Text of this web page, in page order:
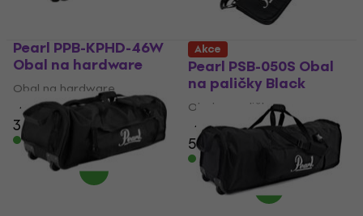
Pearl PPB-KPHD-46W
Obal na hardware
Obal na hardware
4,9/5
3 699 Kč
Skladem
Pearl PSB-050S Obal
na paličky Black
Obal na paličky
4 /5
535 Kč
Akce